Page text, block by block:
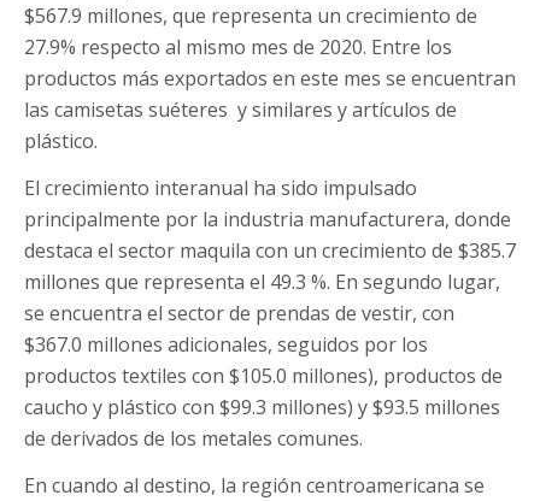
$567.9 millones, que representa un crecimiento de
27.9% respecto al mismo mes de 2020. Entre los
productos más exportados en este mes se encuentran
las camisetas suéteres y similares y artículos de
plástico.
El crecimiento interanual ha sido impulsado
principalmente por la industria manufacturera, donde
destaca el sector maquila con un crecimiento de $385.7
millones que representa el 49.3 %. En segundo lugar,
se encuentra el sector de prendas de vestir, con
$367.0 millones adicionales, seguidos por los
productos textiles con $105.0 millones), productos de
caucho y plástico con $99.3 millones) y $93.5 millones
de derivados de los metales comunes.
En cuando al destino, la región centroamericana se